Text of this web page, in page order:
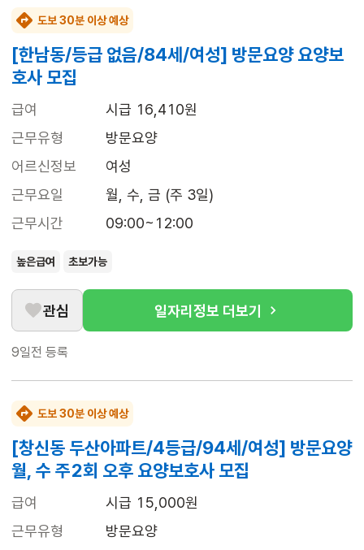
도보 30분 이상 예상
[한남동/등급 없음/84세/여성] 방문요양 요양보
호사 모집
급여
시급 16,410원
근무유형
방문요양
어르신정보
여성
근무요일
월, 수, 금 (주 3일)
근무시간
09:00~12:00
높은급여 초보가능
관심 일자리정보 더보기
9일전 등록
도보 30분 이상 예상
[창신동 두산아파트/4등급/94세/여성] 방문요양
월, 수 주2회 오후 요양보호사 모집
급여
시급 15,000원
근무유형
방문요양